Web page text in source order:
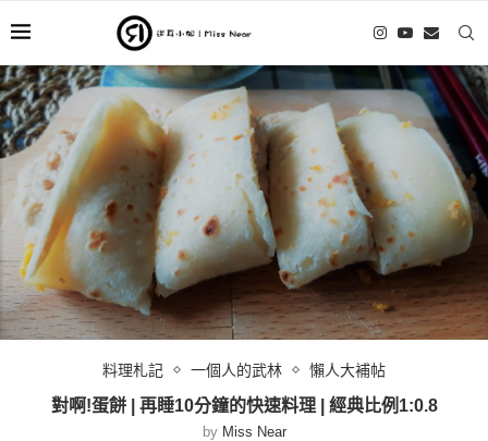
料理札記 一個人的武林 懶人大補帖
對啊!蛋餅 | 再睡10分鐘的快速料理 | 經典比例1:0.8
by Miss Near